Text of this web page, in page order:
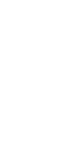
具变...